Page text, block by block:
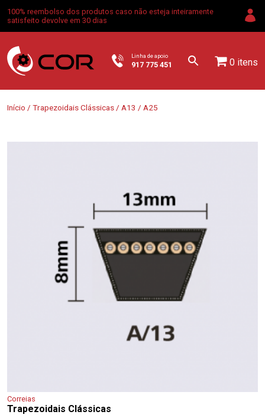
100% reembolso dos produtos caso não esteja inteiramente
satisfeito devolve em 30 dias
Linha de apoio
917 775 451 0 itens
Início / Trapezoidais Clássicas / A13 / A25
Correias
Trapezoidais Clássicas